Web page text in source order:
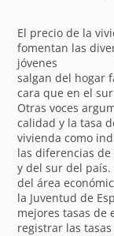
El precio de la
fomentan las
jóvenes
salgan del hogar
cara que en el sur
Otras voces
calidad y la tasa
vivienda como
las diferencias
y del sur del país.
del área
la Juventud de
mejores tasas de
registrar las